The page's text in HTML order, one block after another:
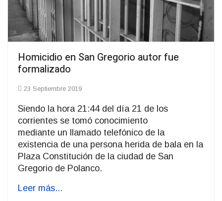
Homicidio en San Gregorio autor fue
formalizado
23 Septiembre 2019
Siendo la hora 21:44 del día 21 de los
corrientes se tomó conocimiento
mediante un llamado telefónico de la
existencia de una persona herida de bala en la
Plaza Constitución de la ciudad de San
Gregorio de Polanco.
Leer más...